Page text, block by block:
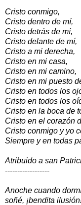
Cristo conmigo,
Cristo dentro de mí,
Cristo detrás de mí,
Cristo delante de mí,
Cristo a mi derecha,
Cristo en mi casa,
Cristo en mi camino,
Cristo en mi puesto
Cristo en todos los
Cristo en todos los
Cristo en la boca de
Cristo en el corazón
Cristo conmigo y yo
Siempre y en todas
Atribuido a san
------------------
Anoche cuando
soñé, ¡bendita